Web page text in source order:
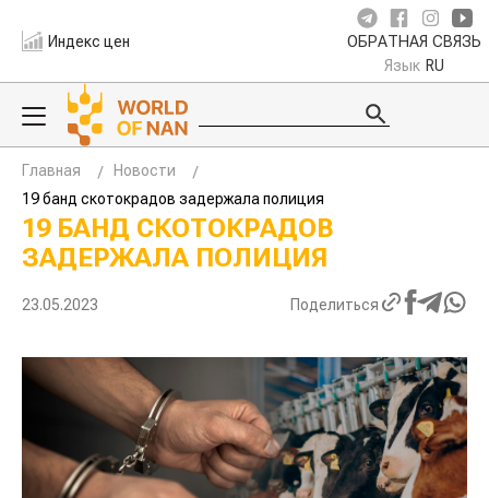
Индекс цен ОБРАТНАЯ СВЯЗЬ
Язык RU
Главная
Новости
19 банд скотокрадов задержала полиция
19 БАНД СКОТОКРАДОВ
ЗАДЕРЖАЛА ПОЛИЦИЯ
23.05.2023 Поделиться